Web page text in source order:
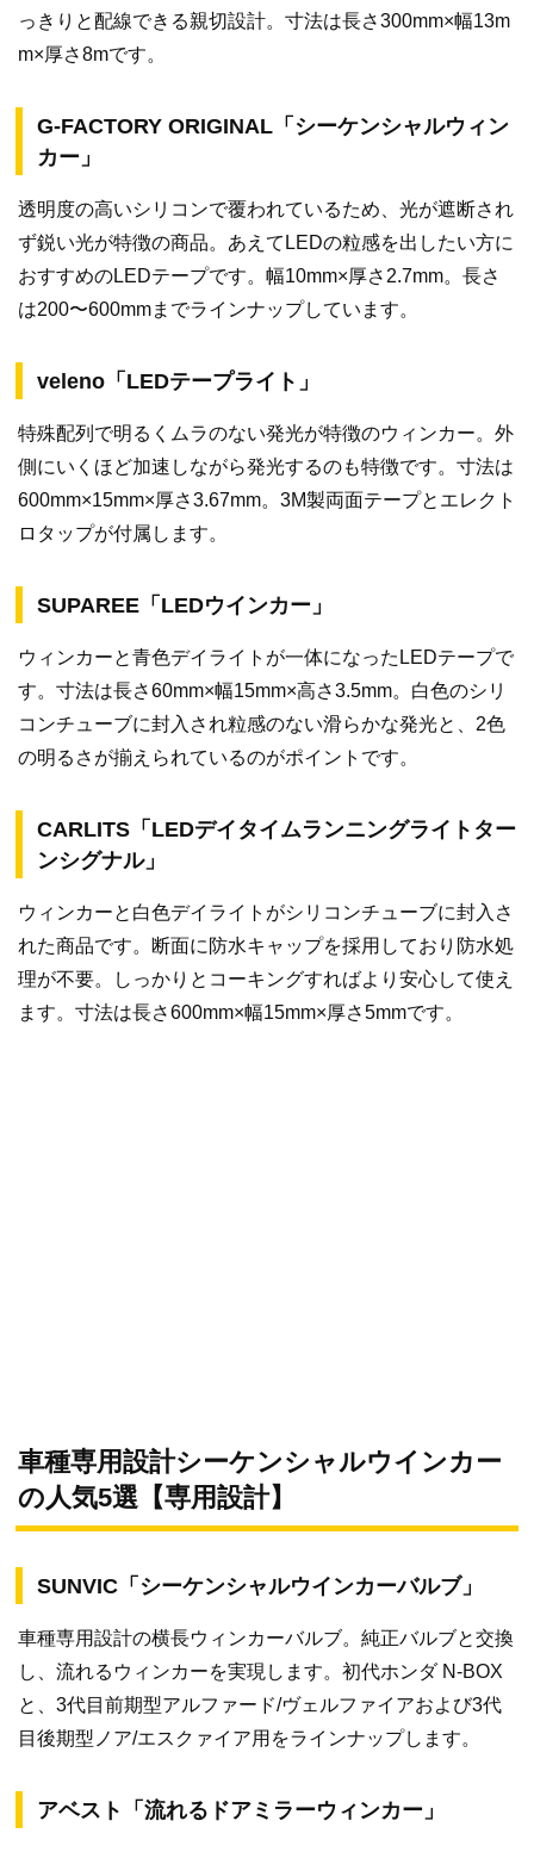
っきりと配線できる親切設計。寸法は長さ300mm×幅13m
m×厚さ8mです。
G-FACTORY ORIGINAL「シーケンシャルウィン
カー」
透明度の高いシリコンで覆われているため、光が遮断され
ず鋭い光が特徴の商品。あえてLEDの粒感を出したい方に
おすすめのLEDテープです。幅10mm×厚さ2.7mm。長さ
は200〜600mmまでラインナップしています。
veleno「LEDテープライト」
特殊配列で明るくムラのない発光が特徴のウィンカー。外
側にいくほど加速しながら発光するのも特徴です。寸法は
600mm×15mm×厚さ3.67mm。3M製両面テープとエレクト
ロタップが付属します。
SUPAREE「LEDウインカー」
ウィンカーと青色デイライトが一体になったLEDテープで
す。寸法は長さ60mm×幅15mm×高さ3.5mm。白色のシリ
コンチューブに封入され粒感のない滑らかな発光と、2色
の明るさが揃えられているのがポイントです。
CARLITS「LEDデイタイムランニングライトター
ンシグナル」
ウィンカーと白色デイライトがシリコンチューブに封入さ
れた商品です。断面に防水キャップを採用しており防水処
理が不要。しっかりとコーキングすればより安心して使え
ます。寸法は長さ600mm×幅15mm×厚さ5mmです。
車種専用設計シーケンシャルウインカー
の人気5選【専用設計】
SUNVIC「シーケンシャルウインカーバルブ」
車種専用設計の横長ウィンカーバルブ。純正バルブと交換
し、流れるウィンカーを実現します。初代ホンダ N-BOX
と、3代目前期型アルファード/ヴェルファイアおよび3代
目後期型ノア/エスクァイア用をラインナップします。
アベスト「流れるドアミラーウィンカー」